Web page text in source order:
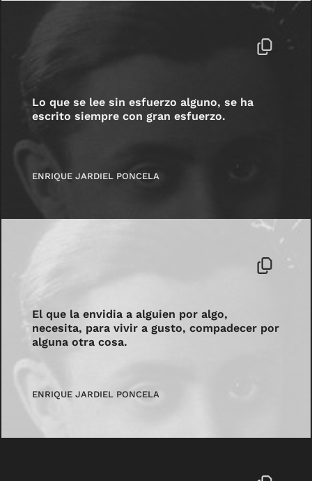
Lo que se lee sin esfuerzo alguno, se ha
escrito siempre con gran esfuerzo.
ENRIQUE JARDIEL PONCELA
El que la envidia a alguien por algo,
necesita, para vivir a gusto, compadecer por
alguna otra cosa.
ENRIQUE JARDIEL PONCELA